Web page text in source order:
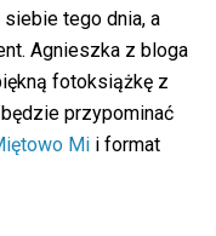
tego dnia, a
Agnieszka z bloga
fotoksiążkę z
przypominać
Mi i format